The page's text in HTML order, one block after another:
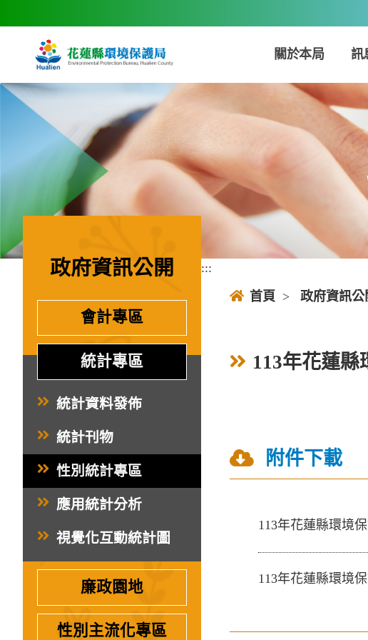
關於本局 訊
政府資訊公開
會計專區
統計專區
統計資料發佈
統計刊物
性別統計專區
應用統計分析
視覺化互動統計圖
廉政園地
性別主流化專區
:::
首頁 > 政府資訊公
113年花蓮縣
附件下載
113年花蓮縣環境
113年花蓮縣環境